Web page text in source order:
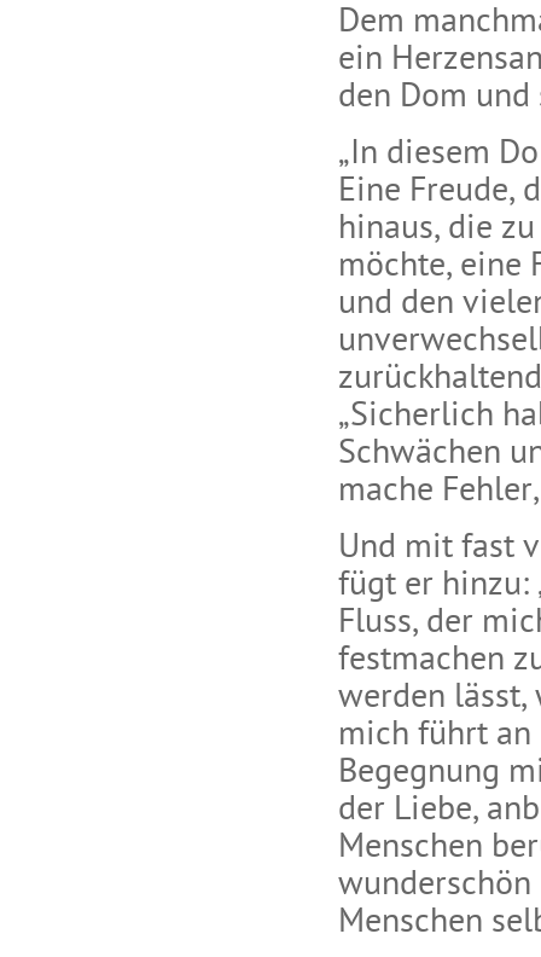
Dem
ein
den Dom
„In diesem
Eine Freude,
hinaus, die
möchte, eine
und den
„Sicherlich
Schwächen
mache
Und mit fast
fügt er hinzu:
Fluss, der
festmachen
werden
mich führt an
Begegnung
der Liebe,
Menschen
wunderschön
Menschen